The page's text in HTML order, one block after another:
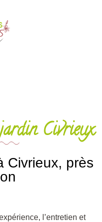
Civrieux
Civrieux, près
l’entretien et